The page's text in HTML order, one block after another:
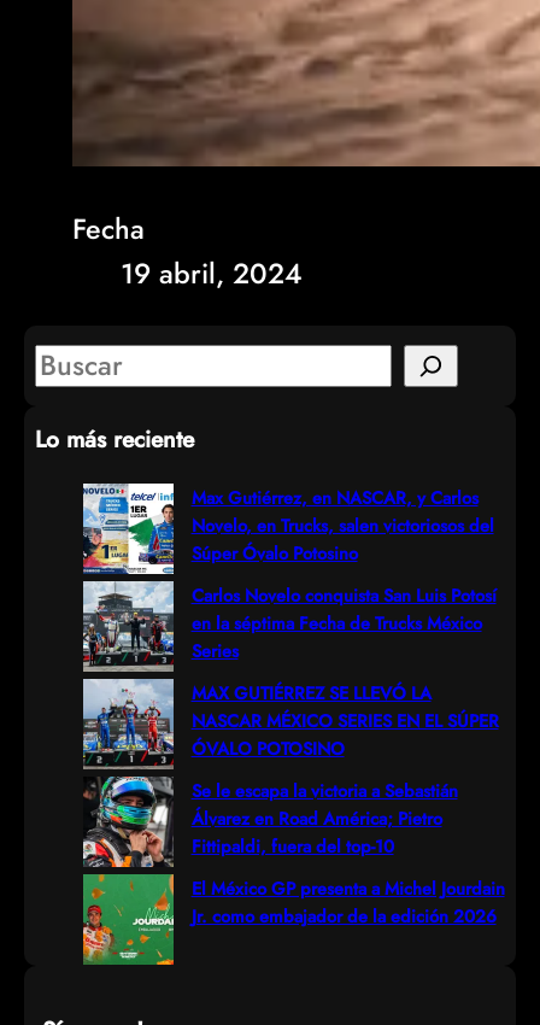
Fecha
19 abril, 2024
S
a
Lo más reciente
Max Gutiérrez, en NASCAR, y Carlos
Novelo, en Trucks, salen victoriosos del
Súper Óvalo Potosino
Carlos Novelo conquista San Luis Potosí
en la séptima Fecha de Trucks México
Series
MAX GUTIÉRREZ SE LLEVÓ LA
NASCAR MÉXICO SERIES EN EL SÚPER
ÓVALO POTOSINO
Se le escapa la victoria a Sebastián
Álvarez en Road América; Pietro
Fittipaldi, fuera del top-10
El México GP presenta a Michel Jourdain
Jr. como embajador de la edición 2026